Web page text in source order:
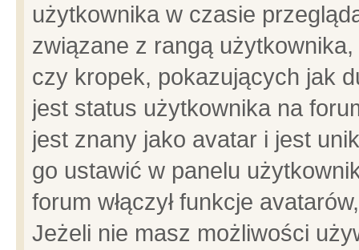
użytkownika w czasie
związane z rangą
czy kropek, pokazujących jak
jest status użytkownika na
jest znany jako avatar i jest
go ustawić w panelu
forum włączył funkcje
Jeżeli nie masz możliwości